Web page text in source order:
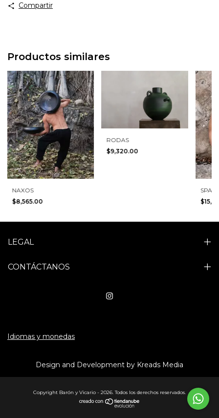
Compartir
Productos similares
NAXOS
$8,565.00
RODAS
$9,320.00
LEGAL
CONTÁCTANOS
Idiomas y monedas
Design and Development by Kreads Media
Copyright Barón y Vicario - 2026. Todos los derechos reservados.